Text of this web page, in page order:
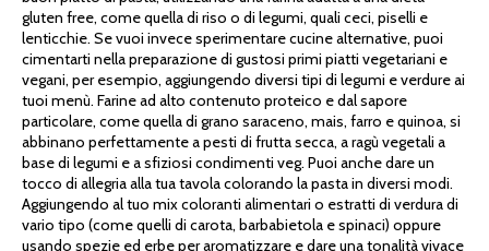
gluten free, come quella di riso o di legumi, quali ceci, piselli e
lenticchie. Se vuoi invece sperimentare cucine alternative, puoi
cimentarti nella preparazione di gustosi primi piatti vegetariani e
vegani, per esempio, aggiungendo diversi tipi di legumi e verdure ai
tuoi menù. Farine ad alto contenuto proteico e dal sapore
particolare, come quella di grano saraceno, mais, farro e quinoa, si
abbinano perfettamente a pesti di frutta secca, a ragù vegetali a
base di legumi e a sfiziosi condimenti veg. Puoi anche dare un
tocco di allegria alla tua tavola colorando la pasta in diversi modi.
Aggiungendo al tuo mix coloranti alimentari o estratti di verdura di
vario tipo (come quelli di carota, barbabietola e spinaci) oppure
usando spezie ed erbe per aromatizzare e dare una tonalità vivace